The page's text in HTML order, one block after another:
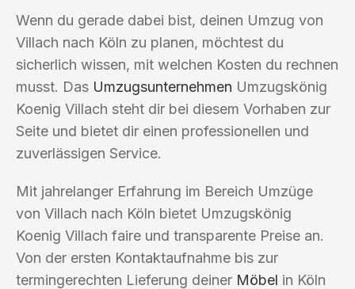
Wenn du gerade dabei bist, deinen Umzug von
Villach nach Köln zu planen, möchtest du
sicherlich wissen, mit welchen Kosten du rechnen
musst. Das Umzugsunternehmen Umzugskönig
Koenig Villach steht dir bei diesem Vorhaben zur
Seite und bietet dir einen professionellen und
zuverlässigen Service.
Mit jahrelanger Erfahrung im Bereich Umzüge
von Villach nach Köln bietet Umzugskönig
Koenig Villach faire und transparente Preise an.
Von der ersten Kontaktaufnahme bis zur
termingerechten Lieferung deiner Möbel in Köln